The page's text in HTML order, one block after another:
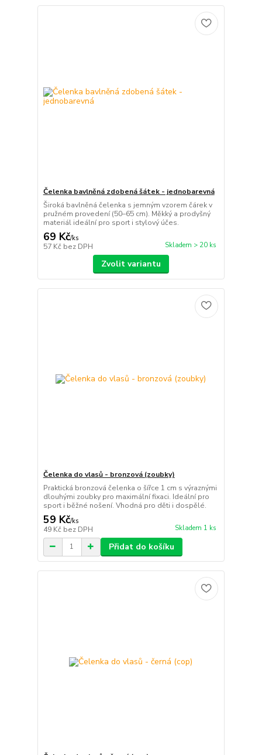
Čelenka bavlněná zdobená šátek - jednobarevná
Široká bavlněná čelenka s jemným vzorem čárek v
pružném provedení (50–65 cm). Měkký a prodyšný
materiál ideální pro sport i stylový účes.
69 Kč/ks
57 Kč bez DPH Skladem > 20 ks
Zvolit variantu
Čelenka do vlasů - bronzová (zoubky)
Praktická bronzová čelenka o šířce 1 cm s výraznými
dlouhými zoubky pro maximální fixaci. Ideální pro
sport i běžné nošení. Vhodná pro děti i dospělé.
59 Kč/ks
49 Kč bez DPH Skladem 1 ks
Přidat do košíku